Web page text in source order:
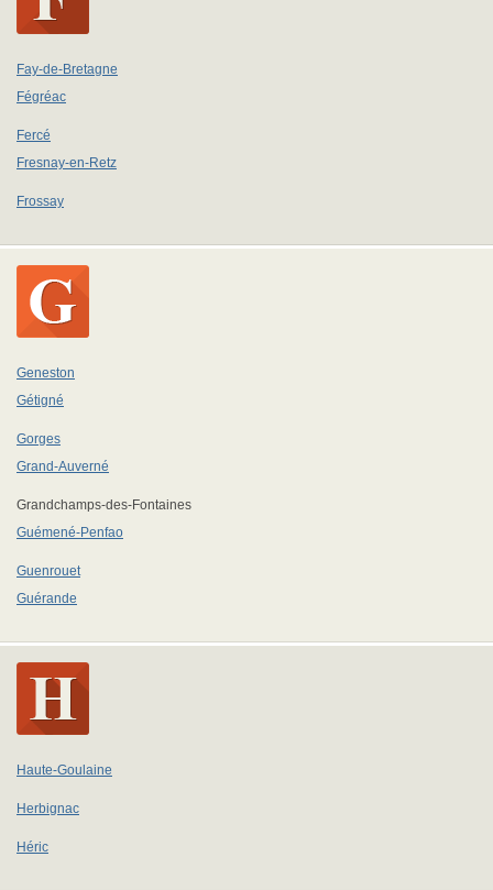
Fay-de-Bretagne
Fégréac
Fercé
Fresnay-en-Retz
Frossay
Geneston
Gétigné
Gorges
Grand-Auverné
Grandchamps-des-Fontaines
Guémené-Penfao
Guenrouet
Guérande
Haute-Goulaine
Herbignac
Héric